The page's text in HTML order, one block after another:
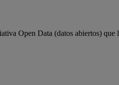
Open Data (datos abiertos)